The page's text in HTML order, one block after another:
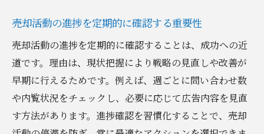
売却活動の進捗を定期的に確認する重要性
売却活動の進捗を定期的に確認することは、成功への近
道です。理由は、現状把握により戦略の見直しや改善が
早期に行えるためです。例えば、週ごとに問い合わせ数
や内覧状況をチェックし、必要に応じて広告内容を見直
す方法があります。進捗確認を習慣化することで、売却